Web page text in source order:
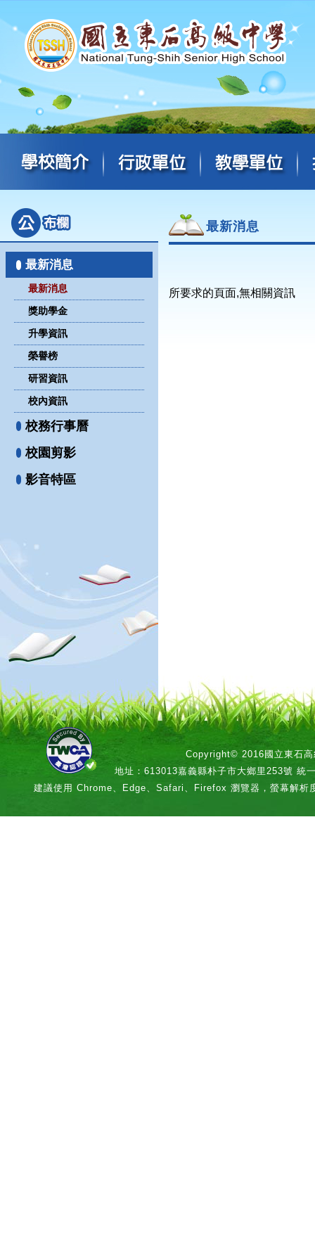
最新消息
最新消息
獎助學金
升學資訊
榮譽榜
研習資訊
校內資訊
校務行事曆
校園剪影
影音特區
最新消息
所要求的頁面,無相關資訊
Copyright© 2016國立東石高
地址：613013嘉義縣朴子市大鄉里253號 統
建議使用 Chrome、Edge、Safari、Firefox 瀏覽器，螢幕解